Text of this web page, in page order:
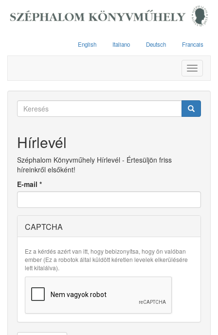
English Italiano Deutsch Francais
Toggle
Keresés
Hírlevél
Széphalom Könyvműhely Hírlevél - Értesüljön friss
híreinkről elsőként!
E-mail *
CAPTCHA
Ez a kérdés azért van itt, hogy bebizonyítsa, hogy ön valóban
ember (Ez a robotok által küldött kéretlen levelek elkerülésére
lett kitalálva).